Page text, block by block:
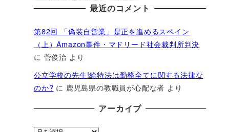
最近のコメント
第82回 「偽装自営業」是正を進めるスペイン
（上）Amazon事件・マドリード社会裁判所判決
に 菅俊治 より
公立学校の先生!給特法は勤務全てに関する法律な
のか? に 鹿児島県の教職員が心配な者 より
アーカイブ